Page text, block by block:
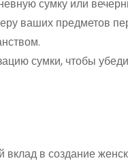
сумку или
ваших предметов
сумки, чтобы
в создание